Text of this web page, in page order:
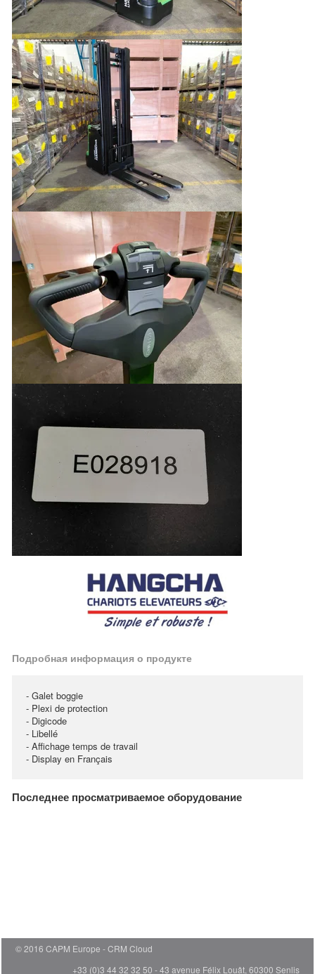
Подробная информация о продукте
- Galet boggie
- Plexi de protection
- Digicode
- Libellé
- Affichage temps de travail
- Display en Français
Последнее просматриваемое оборудование
© 2016 CAPM Europe
CRM Cloud
+33 (0)3 44 32 32 50 - 43 avenue Félix Louât, 60300 Senlis